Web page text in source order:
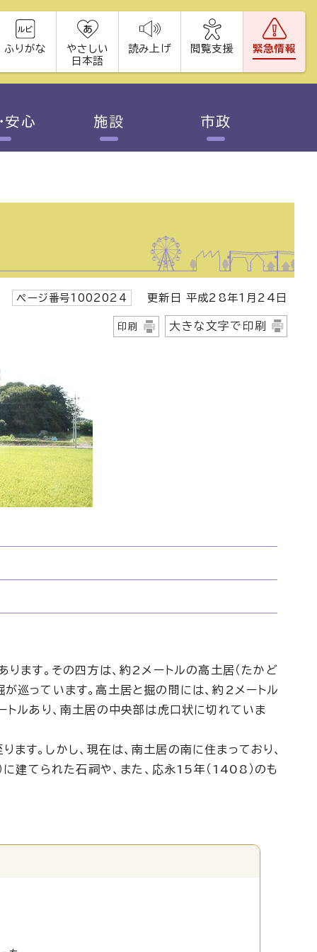
ふりがな
やさしい
日本語
読み上げ 閲覧支援 緊急情報
安心 施設 市政
ページ番号1002024 更新日 平成28年1月24日
印刷 大きな文字で印刷
ます。その四方は、約2メートルの高土居（たかど
巡っています。高土居と掘の問には、約2メートル
ルあり、南土居の中央部は虎口状に切れていま
す。しかし、現在は、南土居の南に住まっており、
建てられた石祠や、また、応永15年（1408）のも